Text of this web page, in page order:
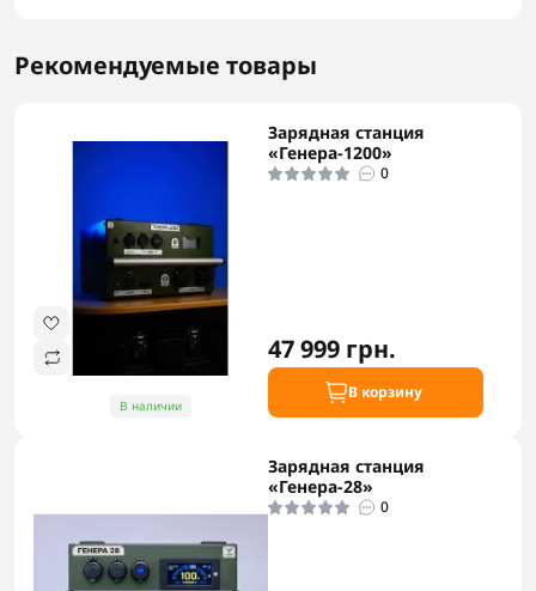
Рекомендуемые товары
В наличии
Зарядная станция
«Генера-1200»
0
47 999 грн.
В корзину
Зарядная станция
«Генера-28»
0